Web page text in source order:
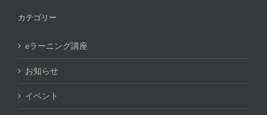
カテゴリー
eラーニング講座
お知らせ
イベント